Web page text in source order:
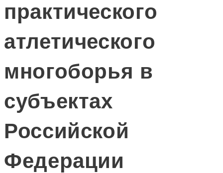
практического
атлетического
многоборья в
субъектах
Российской
Федерации